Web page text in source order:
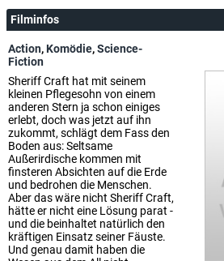
Filminfos
Action,Komödie,Science-
Fiction
Sheriff Craft hat mit seinem
kleinen Pflegesohn von einem
anderen Stern ja schon einiges
erlebt, doch was jetzt auf ihn
zukommt, schlägt dem Fass den
Boden aus: Seltsame
Außerirdische kommen mit
finsteren Absichten auf die Erde
und bedrohen die Menschen.
Aber das wäre nicht Sheriff Craft,
hätte er nicht eine Lösung parat -
und die beinhaltet natürlich den
kräftigen Einsatz seiner Fäuste.
Und genau damit haben die